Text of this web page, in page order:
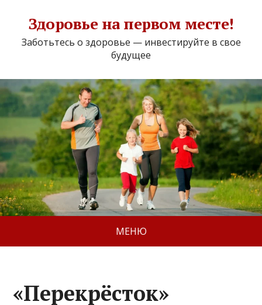
Здоровье на первом месте!
Заботьтесь о здоровье — инвестируйте в свое
будущее
МЕНЮ
«Перекрёсток»